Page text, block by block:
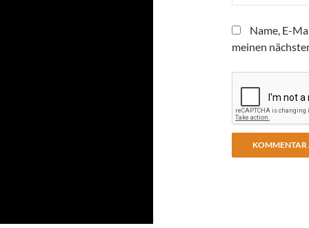
Name, E-
meinen